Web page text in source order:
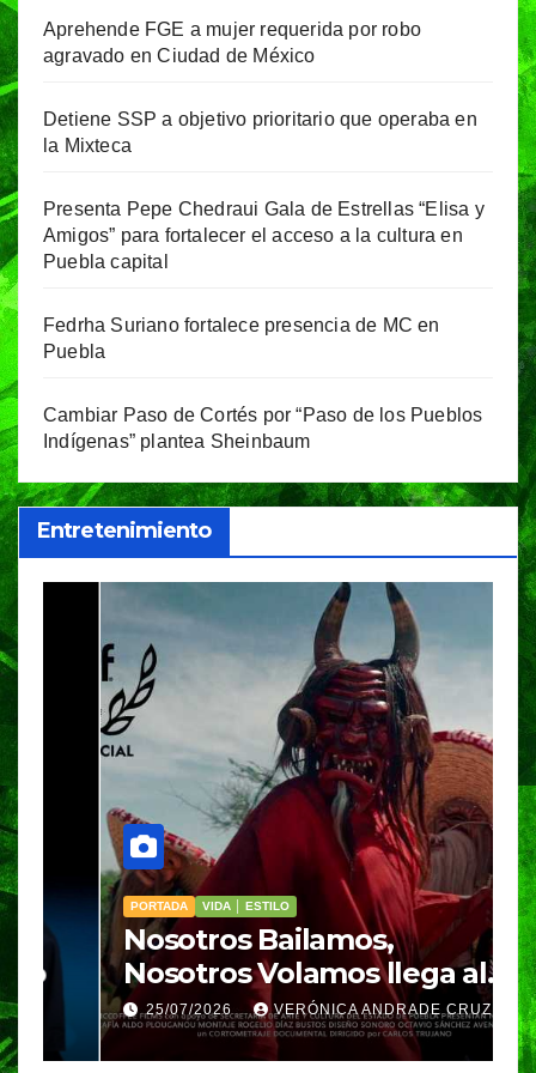
Aprehende FGE a mujer requerida por robo
agravado en Ciudad de México
Detiene SSP a objetivo prioritario que operaba en
la Mixteca
Presenta Pepe Chedraui Gala de Estrellas “Elisa y
Amigos” para fortalecer el acceso a la cultura en
Puebla capital
Fedrha Suriano fortalece presencia de MC en
Puebla
Cambiar Paso de Cortés por “Paso de los Pueblos
Indígenas” plantea Sheinbaum
Entretenimiento
PORTADA VIDA │ ESTILO
Nosotros Bailamos,
Nosotros Volamos llega al
GIFF25/07/2026 VERÓNICA ANDRADE CRUZ